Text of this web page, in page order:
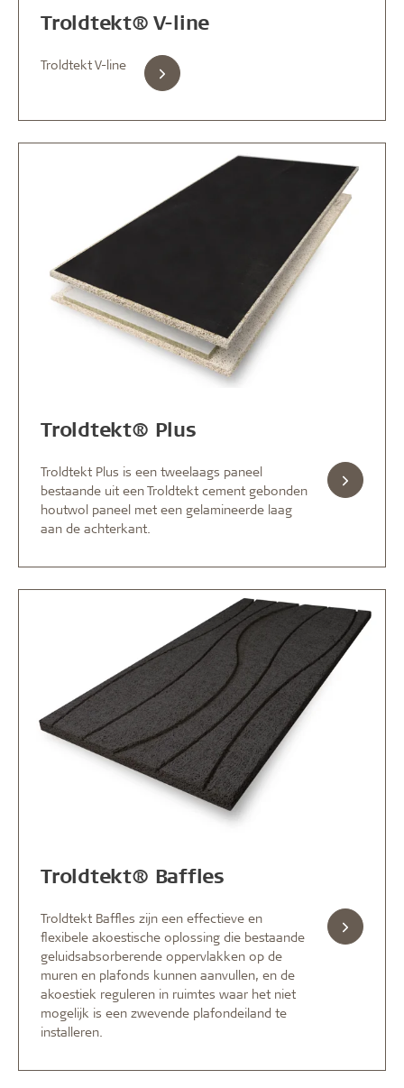
Troldtekt® V-line
Troldtekt V-line
Troldtekt® Plus
Troldtekt Plus is een tweelaags paneel
bestaande uit een Troldtekt cement gebonden
houtwol paneel met een gelamineerde laag
aan de achterkant.
Troldtekt® Baffles
Troldtekt Baffles zijn een effectieve en
flexibele akoestische oplossing die bestaande
geluidsabsorberende oppervlakken op de
muren en plafonds kunnen aanvullen, en de
akoestiek reguleren in ruimtes waar het niet
mogelijk is een zwevende plafondeiland te
installeren.